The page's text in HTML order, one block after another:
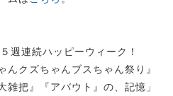
連続ハッピーウィーク！
んクズちゃんブスちゃん祭り』
雑把』『アバウト』の、記憶」